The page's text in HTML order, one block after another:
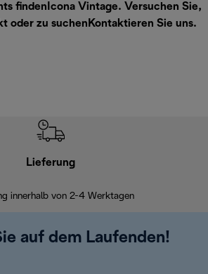
findenIcona Vintage. Versuchen Sie,
oder zu suchen Kontaktieren Sie uns.
Lieferung
innerhalb von 2-4 Werktagen
auf dem Laufenden!